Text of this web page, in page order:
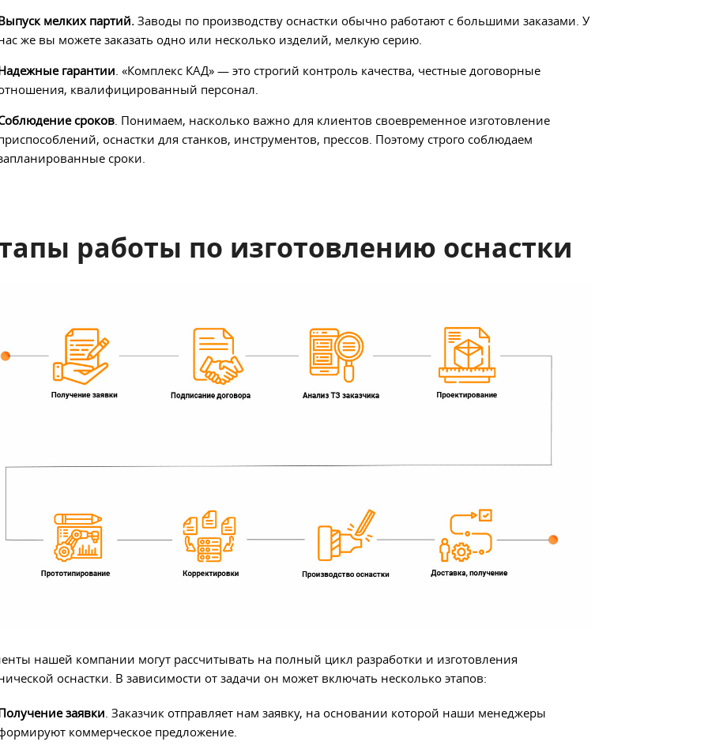
мелких партий. Заводы по производству оснастки обычно работают с большими заказами. У
же вы можете заказать одно или несколько изделий, мелкую серию.
гарантии. «Комплекс КАД» —это строгий контроль качества, честные договорные
квалифицированный персонал.
сроков. Понимаем, насколько важно для клиентов своевременное изготовление
оснастки для станков, инструментов, прессов. Поэтому строго соблюдаем
сроки.
работы по изготовлению оснастки
нашей компании могут рассчитывать на полный цикл разработки и изготовления
оснастки. В зависимости от задачи он может включать несколько этапов:
заявки. Заказчик отправляет нам заявку, на основании которой наши менеджеры
коммерческое предложение.